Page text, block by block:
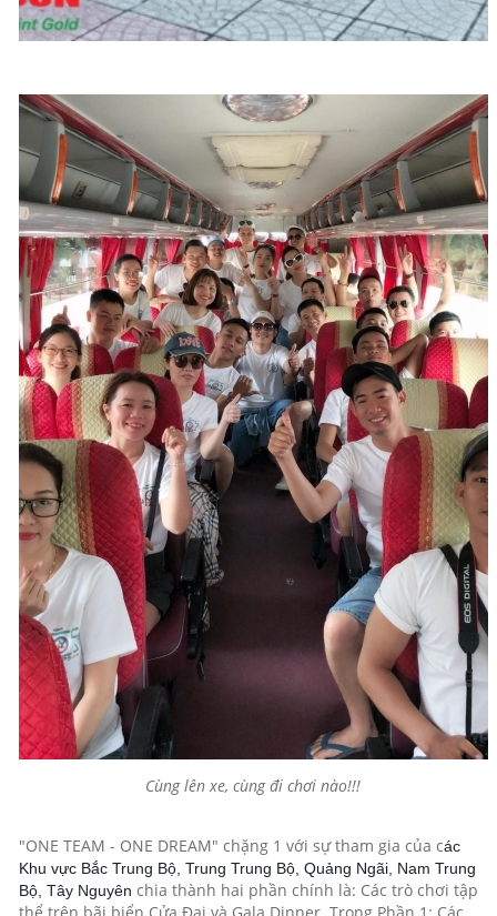
Cùng lên xe, cùng đi chơi nào!!!
"ONE TEAM - ONE DREAM" chặng 1 với sự tham gia của các
Khu vực Bắc Trung Bộ, Trung Trung Bộ, Quảng Ngãi, Nam Trung
Bộ, Tây Nguyên chia thành hai phần chính là: Các trò chơi tập
thể trên bãi biển Cửa Đại và Gala Dinner. Trong Phần 1: Các